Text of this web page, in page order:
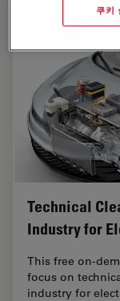
Technical
Industry for
This free on-
focus on
industry for
쿠키